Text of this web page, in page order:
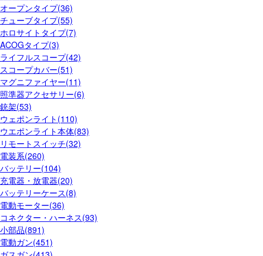
オープンタイプ(36)
チューブタイプ(55)
ホロサイトタイプ(7)
ACOGタイプ(3)
ライフルスコープ(42)
スコープカバー(51)
マグニファイヤー(11)
照準器アクセサリー(6)
銃架(53)
ウェポンライト(110)
ウエポンライト本体(83)
リモートスイッチ(32)
電装系(260)
バッテリー(104)
充電器・放電器(20)
バッテリーケース(8)
電動モーター(36)
コネクター・ハーネス(93)
小部品(891)
電動ガン(451)